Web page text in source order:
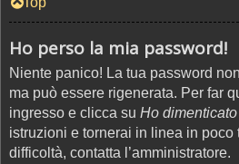
Ho perso la mia password!
Niente panico! La tua password
ma può essere rigenerata. Per far
ingresso e clicca su Ho
istruzioni e tornerai in linea in poco
difficoltà, contatta l’amministratore.